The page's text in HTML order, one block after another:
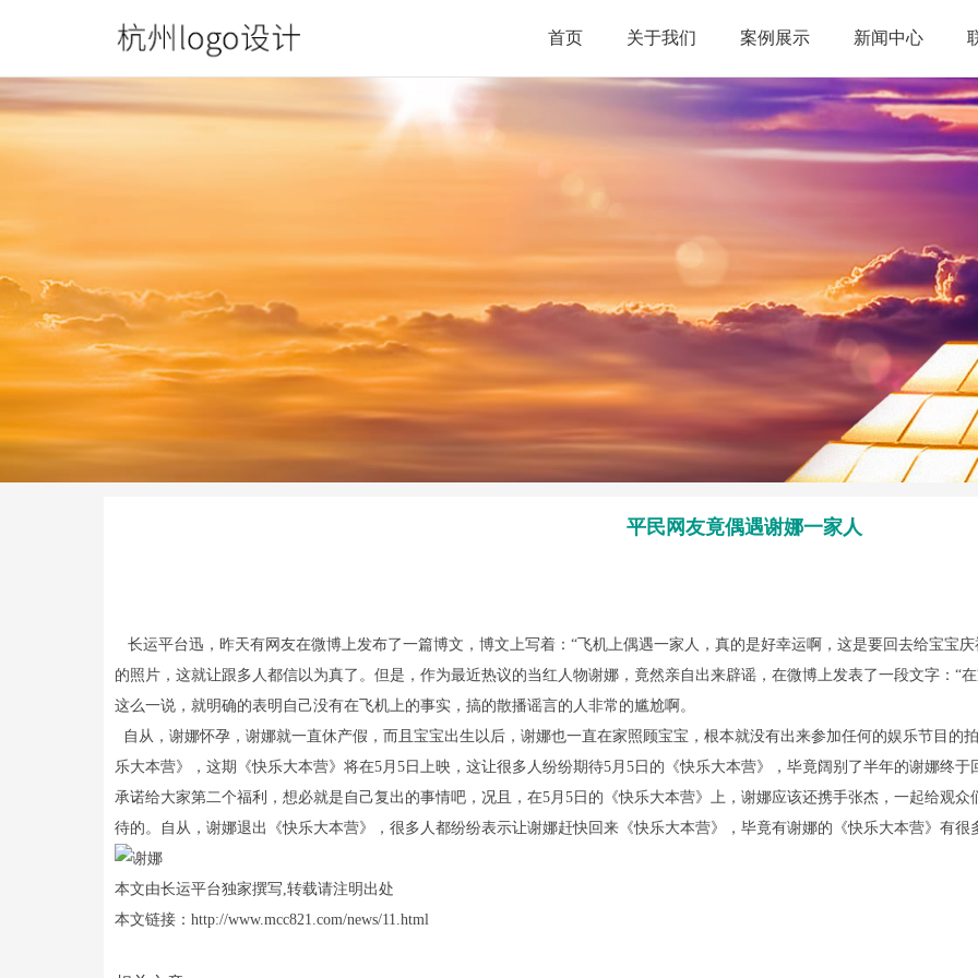
首页 关于我们 案例展示 新闻中心
平民网友竟偶遇谢娜一家人
长运平台迅，昨天有网友在微博上发布了一篇博文，博文上写着：“飞机上偶遇一家人，真的是好幸运啊，这是要回去给宝宝
的照片，这就让跟多人都信以为真了。但是，作为最近热议的当红人物谢娜，竟然亲自出来辟谣，在微博上发表了一段文字：“
这么一说，就明确的表明自己没有在飞机上的事实，搞的散播谣言的人非常的尴尬啊。
自从，谢娜怀孕，谢娜就一直休产假，而且宝宝出生以后，谢娜也一直在家照顾宝宝，根本就没有出来参加任何的娱乐节目的
乐大本营》，这期《快乐大本营》将在5月5日上映，这让很多人纷纷期待5月5日的《快乐大本营》，毕竟阔别了半年的谢娜终
承诺给大家第二个福利，想必就是自己复出的事情吧，况且，在5月5日的《快乐大本营》上，谢娜应该还携手张杰，一起给观
待的。自从，谢娜退出《快乐大本营》，很多人都纷纷表示让谢娜赶快回来《快乐大本营》，毕竟有谢娜的《快乐大本营》有很
本文由长运平台独家撰写,转载请注明出处
本文链接：http://www.mcc821.com/news/11.html